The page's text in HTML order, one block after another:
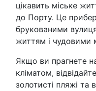
цікавить міське
до Порту. Це
брукованими
життям і чудовими
Якщо ви прагнете
кліматом,
золотисті пляжі та